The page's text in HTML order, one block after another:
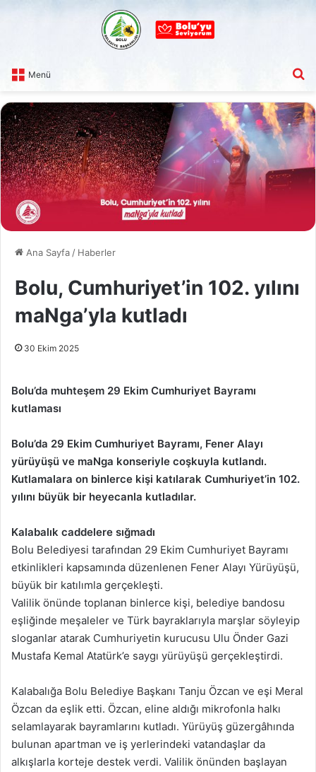
Menü
Ana Sayfa/ Haberler
Bolu, Cumhuriyet’in 102. yılını
maNga’yla kutladı
30 Ekim 2025
Bolu’da muhteşem 29 Ekim Cumhuriyet Bayramı
kutlaması
Bolu’da 29 Ekim Cumhuriyet Bayramı, Fener Alayı
yürüyüşü ve maNga konseriyle coşkuyla kutlandı.
Kutlamalara on binlerce kişi katılarak Cumhuriyet’in 102.
yılını büyük bir heyecanla kutladılar.
Kalabalık caddelere sığmadı
Bolu Belediyesi tarafından 29 Ekim Cumhuriyet Bayramı
etkinlikleri kapsamında düzenlenen Fener Alayı Yürüyüşü,
büyük bir katılımla gerçekleşti.
Valilik önünde toplanan binlerce kişi, belediye bandosu
eşliğinde meşaleler ve Türk bayraklarıyla marşlar söyleyip
sloganlar atarak Cumhuriyetin kurucusu Ulu Önder Gazi
Mustafa Kemal Atatürk’e saygı yürüyüşü gerçekleştirdi.
Kalabalığa Bolu Belediye Başkanı Tanju Özcan ve eşi Meral
Özcan da eşlik etti. Özcan, eline aldığı mikrofonla halkı
selamlayarak bayramlarını kutladı. Yürüyüş güzergâhında
bulunan apartman ve iş yerlerindeki vatandaşlar da
alkışlarla korteje destek verdi. Valilik önünden başlayan